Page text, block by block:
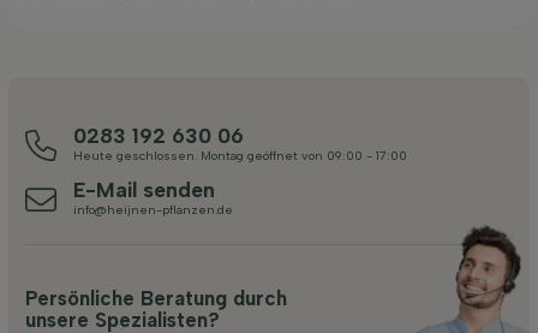
0283 192 630 06
Heute geschlossen. Montag geöffnet von 09:00 - 17:00
E-Mail senden
info@heijnen-pflanzen.de
Persönliche Beratung durch
unsere Spezialisten?